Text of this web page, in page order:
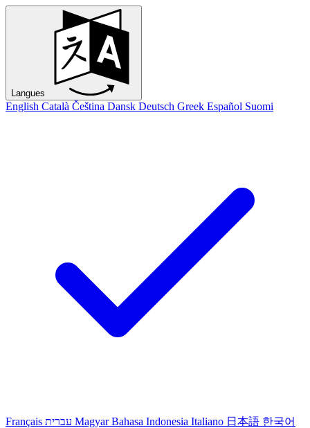
Langues
English Català Čeština Dansk Deutsch Greek Español Suomi
Français עברית Magyar Bahasa Indonesia Italiano 日本語 한국어